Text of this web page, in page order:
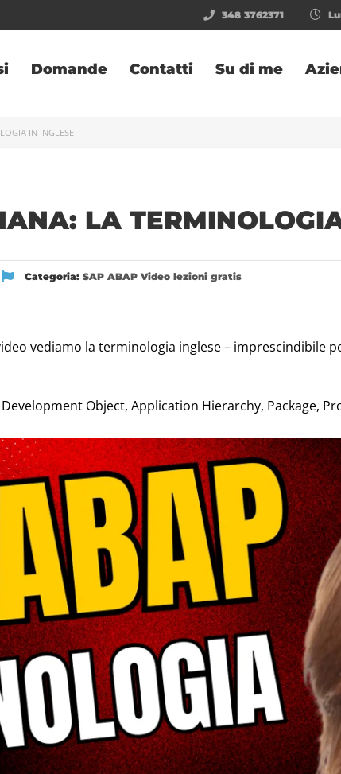
348 3762371
Domande Contatti Su di me
IN INGLESE
LA
Categoria: SAP ABAP Video lezioni gratis
vediamo la terminologia inglese –
Object, Application Hierarchy, Package,